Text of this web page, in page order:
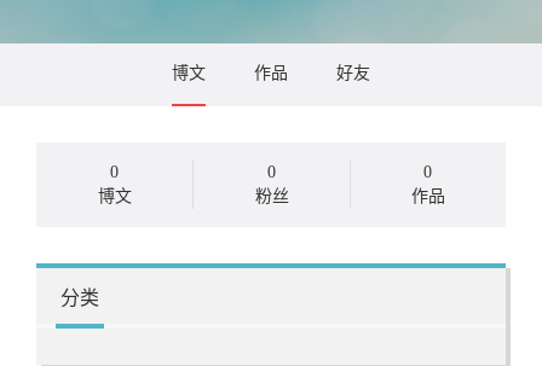
博文 作品 好友
0
博文
0
粉丝
0
作品
分类